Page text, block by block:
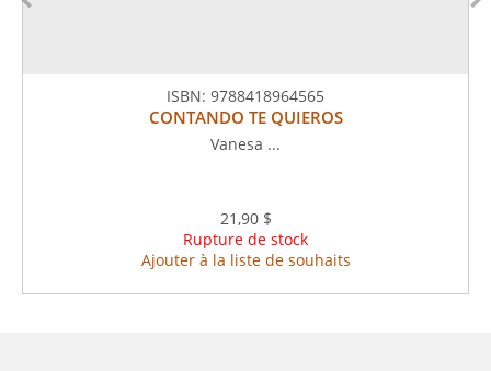
ISBN: 9788418964565
CONTANDO TE QUIEROS
Vanesa ...
21,90 $
Rupture de stock
Ajouter à la liste de souhaits